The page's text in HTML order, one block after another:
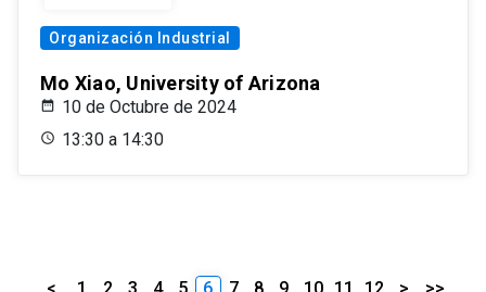
Organización Industrial
Mo Xiao, University of Arizona
10 de Octubre de 2024
13:30 a 14:30